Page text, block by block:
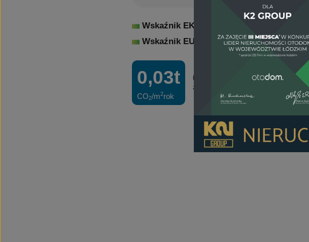
Wskaźnik EK:
Wskaźnik EU: 54,91kwh/(m2rok)
0,03t
CO2/m2rok
Łączna roczna emisja CO2wynikająca z
zapotrzebowania na energię